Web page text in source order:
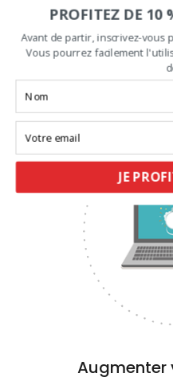
Augmenter
En moyenne, la vidéo
Augmenter
PROFITEZ DE 10
Avant de partir, inscrivez-vous
Vous pourrez facilement
JE